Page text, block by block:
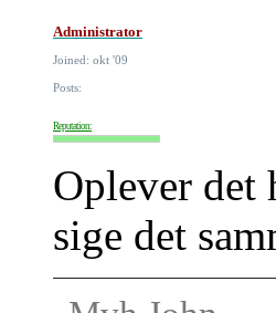
Administrator
Joined: okt '09
Posts:
Reputation:
Oplever det
sige det